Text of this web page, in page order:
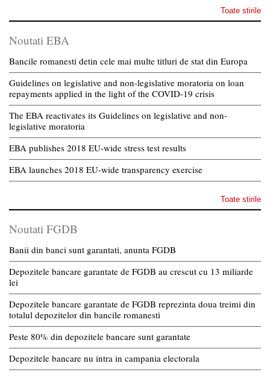
Toate stirile
Noutati EBA
Bancile romanesti detin cele mai multe titluri de stat din Europa
Guidelines on legislative and non-legislative moratoria on loan
repayments applied in the light of the COVID-19 crisis
The EBA reactivates its Guidelines on legislative and non-
legislative moratoria
EBA publishes 2018 EU-wide stress test results
EBA launches 2018 EU-wide transparency exercise
Toate stirile
Noutati FGDB
Banii din banci sunt garantati, anunta FGDB
Depozitele bancare garantate de FGDB au crescut cu 13 miliarde
lei
Depozitele bancare garantate de FGDB reprezinta doua treimi din
totalul depozitelor din bancile romanesti
Peste 80% din depozitele bancare sunt garantate
Depozitele bancare nu intra in campania electorala